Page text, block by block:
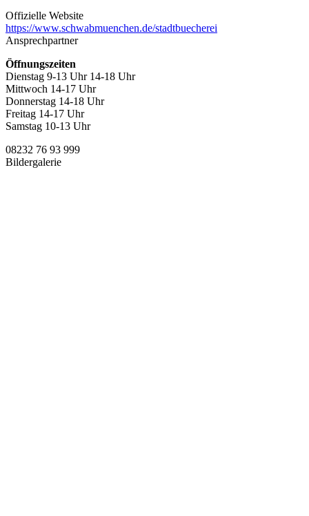
Offizielle Website
https://www.schwabmuenchen.de/stadtbuecherei
Ansprechpartner
Öffnungszeiten
Dienstag 9-13 Uhr 14-18 Uhr
Mittwoch 14-17 Uhr
Donnerstag 14-18 Uhr
Freitag 14-17 Uhr
Samstag 10-13 Uhr
08232 76 93 999
Bildergalerie